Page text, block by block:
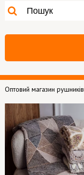
Оптовий магазин рушників